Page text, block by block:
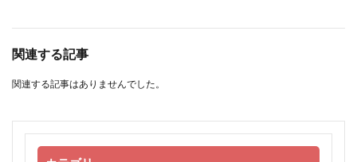
関連する記事
関連する記事はありませんでした。